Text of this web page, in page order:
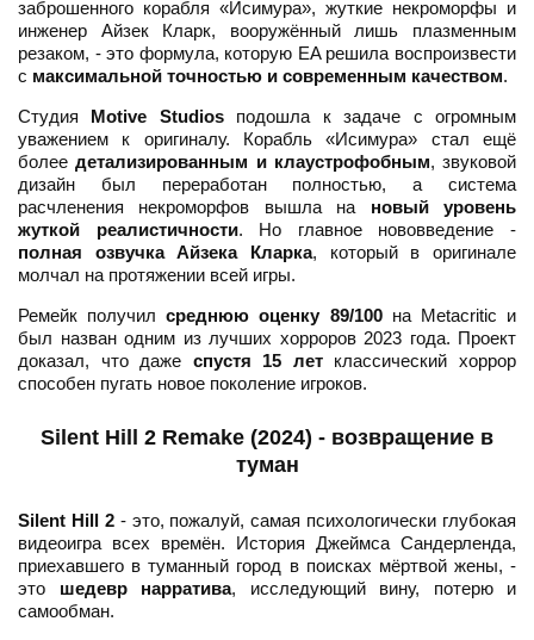
заброшенного корабля «Исимура», жуткие некроморфы и
инженер Айзек Кларк, вооружённый лишь плазменным
резаком, - это формула, которую EA решила воспроизвести
с максимальной точностью и современным качеством.
Студия Motive Studiosподошла к задаче с огромным
уважением к оригиналу. Корабль «Исимура» стал ещё
болеедетализированным и клаустрофобным, звуковой
дизайн был переработан полностью, а система
расчленения некроморфов вышла на новый уровень
жуткой реалистичности. Но главное нововведение -
полная озвучка Айзека Кларка, который в оригинале
молчал на протяжении всей игры.
Ремейк получилсреднюю оценку 89/100на Metacritic и
был назван одним из лучших хорроров 2023 года. Проект
доказал, что даже спустя 15 летклассический хоррор
способен пугать новое поколение игроков.
Silent Hill 2 Remake (2024) - возвращение в
туман
Silent Hill 2- это, пожалуй, самая психологически глубокая
видеоигра всех времён. История Джеймса Сандерленда,
приехавшего в туманный город в поисках мёртвой жены, -
это шедевр нарратива, исследующий вину, потерю и
самообман.